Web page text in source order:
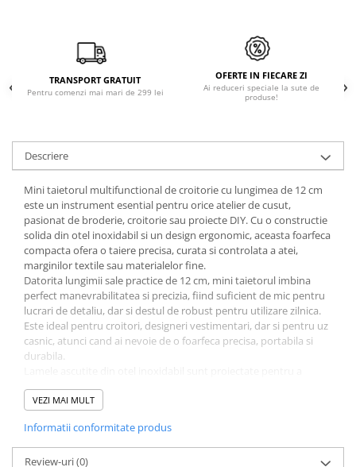
TRANSPORT GRATUIT
Pentru comenzi mai mari de 299 lei
OFERTE IN FIECARE ZI
Ai reduceri speciale la sute de
produse!
Descriere
Mini taietorul multifunctional de croitorie cu lungimea de 12 cm
este un instrument esential pentru orice atelier de cusut,
pasionat de broderie, croitorie sau proiecte DIY. Cu o constructie
solida din otel inoxidabil si un design ergonomic, aceasta foarfeca
compacta ofera o taiere precisa, curata si controlata a atei,
marginilor textile sau materialelor fine.
Datorita lungimii sale practice de 12 cm, mini taietorul imbina
perfect manevrabilitatea si precizia, fiind suficient de mic pentru
lucrari de detaliu, dar si destul de robust pentru utilizare zilnica.
Este ideal pentru croitori, designeri vestimentari, dar si pentru uz
casnic, atunci cand ai nevoie de o foarfeca precisa, portabila si
durabila.
rezista in timp, oferind o taiere lina si eficienta chiar si dupa
utilizari repetate. Manerele metalice ofera o prindere sigura,
alunecarii in timpul lucrului.
Mini taietorul multifunctional este potrivit pentru o gama larga
de utilizari: taierea firelor de ata, a marginilor textile, a
VEZI MAI MULT
Informatii conformitate produs
Review-uri(0)